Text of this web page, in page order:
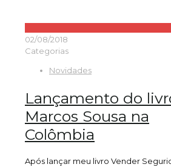
02/08/2018
Categorias
Novidades
Lançamento do
Marcos Sousa na
Colômbia
Após lançar meu livro Vender